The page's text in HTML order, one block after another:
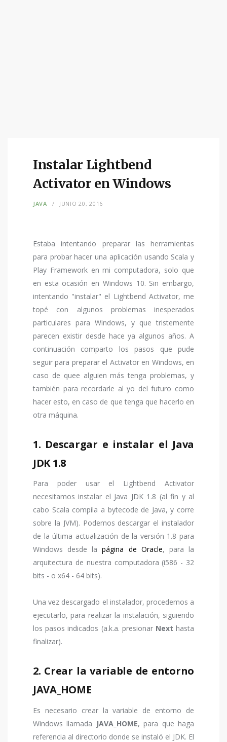
Instalar Lightbend
Activator en Windows
JAVA JUNIO 20, 2016
Estaba intentando preparar las herramientas
para probar hacer una aplicación usando Scala y
Play Framework en mi computadora, solo que
en esta ocasión en Windows 10. Sin embargo,
intentando "instalar" el Lightbend Activator, me
topé con algunos problemas inesperados
particulares para Windows, y que tristemente
parecen existir desde hace ya algunos años. A
continuación comparto los pasos que pude
seguir para preparar el Activator en Windows, en
caso de quee alguien más tenga problemas, y
también para recordarle al yo del futuro como
hacer esto, en caso de que tenga que hacerlo en
otra máquina.
1. Descargar e instalar el Java
JDK 1.8
Para poder usar el Lightbend Activator
necesitamos instalar el Java JDK 1.8 (al fin y al
cabo Scala compila a bytecode de Java, y corre
sobre la JVM). Podemos descargar el instalador
de la última actualización de la versión 1.8 para
Windows desde lapágina de Oracle, para la
arquitectura de nuestra computadora (i586 - 32
bits - o x64 - 64 bits).
Una vez descargado el instalador, procedemos a
ejecutarlo, para realizar la instalación, siguiendo
los pasos indicados (a.k.a. presionar Next hasta
finalizar).
2. Crear la variable de entorno
JAVA_HOME
Es necesario crear la variable de entorno de
Windows llamada JAVA_HOME, para que haga
referencia al directorio donde se instaló el JDK. El